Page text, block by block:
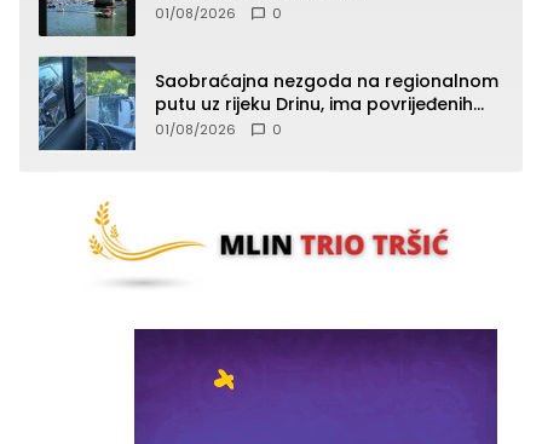
01/08/2026 0
Saobraćajna nezgoda na regionalnom
putu uz rijeku Drinu, ima povrijeđenih
lica (FOTO)
01/08/2026 0